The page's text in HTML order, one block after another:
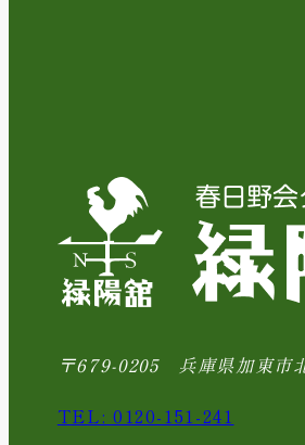
〒679-0205 兵庫県加東市
TEL: 0120-151-241